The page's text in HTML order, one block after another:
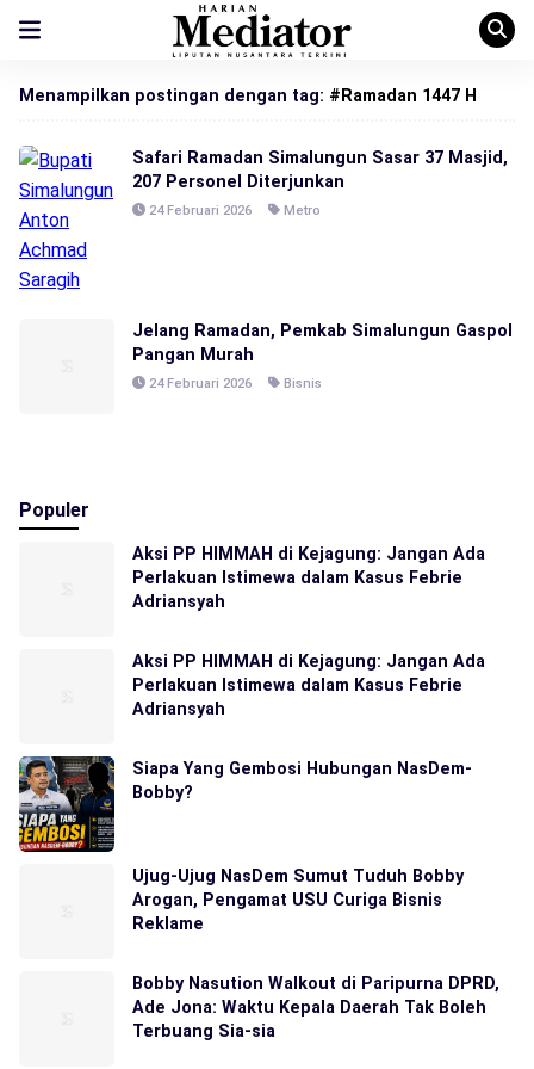
Menampilkan postingan dengan tag: #Ramadan 1447 H
Safari Ramadan Simalungun Sasar 37 Masjid,
207 Personel Diterjunkan
24 Februari 2026 Metro
Jelang Ramadan, Pemkab Simalungun Gaspol
Pangan Murah
24 Februari 2026 Bisnis
Populer
Aksi PP HIMMAH di Kejagung: Jangan Ada
Perlakuan Istimewa dalam Kasus Febrie
Adriansyah
Aksi PP HIMMAH di Kejagung: Jangan Ada
Perlakuan Istimewa dalam Kasus Febrie
Adriansyah
Siapa Yang Gembosi Hubungan NasDem-
Bobby?
Ujug-Ujug NasDem Sumut Tuduh Bobby
Arogan, Pengamat USU Curiga Bisnis
Reklame
Bobby Nasution Walkout di Paripurna DPRD,
Ade Jona: Waktu Kepala Daerah Tak Boleh
Terbuang Sia-sia